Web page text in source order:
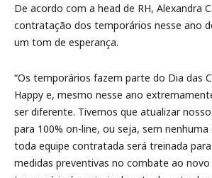
De acordo com a head de RH, Alexandra
contratação dos temporários nesse ano
um tom de esperança.
“Os temporários fazem parte do Dia das
Happy e, mesmo nesse ano
ser diferente. Tivemos que atualizar
para 100% on-line, ou seja, sem
toda equipe contratada será treinada
medidas preventivas no combate ao novo